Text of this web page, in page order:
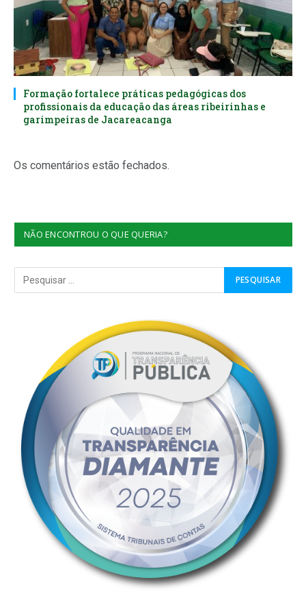
Formação fortalece práticas pedagógicas dos
profissionais da educação das áreas ribeirinhas e
garimpeiras de Jacareacanga
Os comentários estão fechados.
NÃO ENCONTROU O QUE QUERIA?